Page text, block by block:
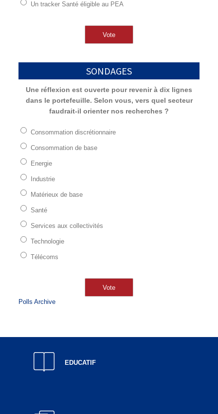
Un tracker Santé éligible au PEA
SONDAGES
Une réflexion est ouverte pour revenir à dix lignes
dans le portefeuille. Selon vous, vers quel secteur
faudrait-il orienter nos recherches ?
Consommation discrétionnaire
Consommation de base
Energie
Industrie
Matérieux de base
Santé
Services aux collectivités
Technologie
Télécoms
Polls Archive
EDUCATIF